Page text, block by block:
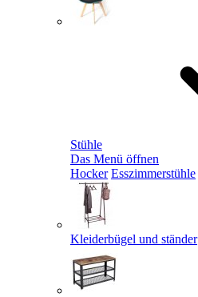
Stühle
Das Menü öffnen
Hocker Esszimmerstühle
Kleiderbügel und ständer